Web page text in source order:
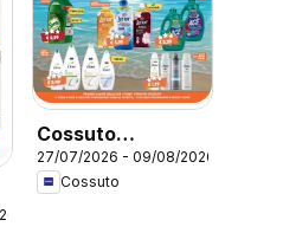
Cossuto
volantino
27/07/2026 - 09/08/2026
Cossuto